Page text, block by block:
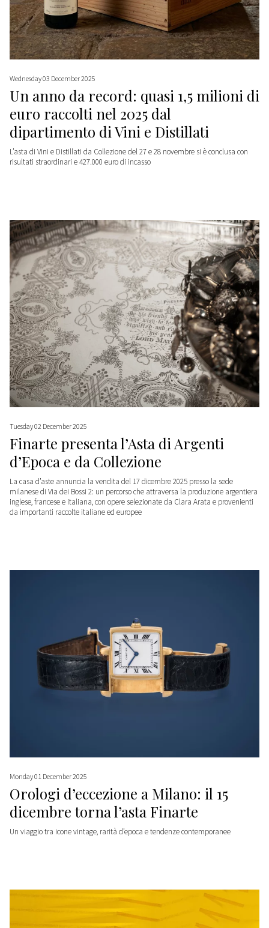
Wednesday 03 December 2025
Un anno da record: quasi 1,5 milioni di
euro raccolti nel 2025 dal
dipartimento di Vini e Distillati
L’asta di Vini e Distillati da Collezione del 27 e 28 novembre si è conclusa con
risultati straordinari e 427.000 euro di incasso
Tuesday 02 December 2025
Finarte presenta l’Asta di Argenti
d’Epoca e da Collezione
La casa d’aste annuncia la vendita del 17 dicembre 2025 presso la sede
milanese di Via dei Bossi 2: un percorso che attraversa la produzione argentiera
inglese, francese e italiana, con opere selezionate da Clara Arata e provenienti
da importanti raccolte italiane ed europee
Monday 01 December 2025
Orologi d’eccezione a Milano: il 15
dicembre torna l’asta Finarte
Un viaggio tra icone vintage, rarità d’epoca e tendenze contemporanee